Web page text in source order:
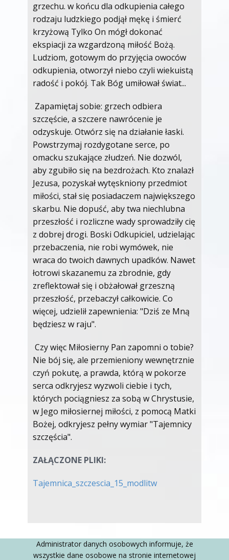
grzechu. w końcu dla odkupienia całego
rodzaju ludzkiego podjął mękę i śmierć
krzyżową Tylko On mógł dokonać
ekspiacji za wzgardzoną miłość Bożą.
Ludziom, gotowym do przyjęcia owoców
odkupienia, otworzył niebo czyli wiekuistą
radość i pokój. Tak Bóg umiłował świat...
Zapamiętaj sobie: grzech odbiera
szczęście, a szczere nawrócenie je
odzyskuje. Otwórz się na działanie łaski.
Powstrzymaj rozdygotane serce, po
omacku szukające złudzeń. Nie dozwól,
aby zgubiło się na bezdrożach. Kto znalazł
Jezusa, pozyskał wytęskniony przedmiot
miłości, stał się posiadaczem największego
skarbu. Nie dopuść, aby twa niechlubna
przeszłość i rozliczne wady sprowadziły cię
z dobrej drogi. Boski Odkupiciel, udzielając
przebaczenia, nie robi wymówek, nie
wraca do twoich dawnych upadków. Nawet
łotrowi skazanemu za zbrodnie, gdy
zreflektował się i obżałował grzeszną
przeszłość, przebaczył całkowicie. Co
więcej, udzielił zapewnienia: "Dziś ze Mną
będziesz w raju".
Czy więc Miłosierny Pan zapomni o tobie?
Nie bój się, ale przemieniony wewnętrznie
czyń pokutę, a prawda, którą w pokorze
serca odkryjesz wyzwoli ciebie i tych,
których pociągniesz za sobą w Chrystusie,
w Jego miłosiernej miłości, z pomocą Matki
Bożej, odkryjesz pełny wymiar "Tajemnicy
szczęścia".
ZAŁĄCZONE PLIKI:
Tajemnica_szczescia_15_modlitw
Administrator danych osobowych informuje, że
wszystkie dane osobowe na stronie internetowej